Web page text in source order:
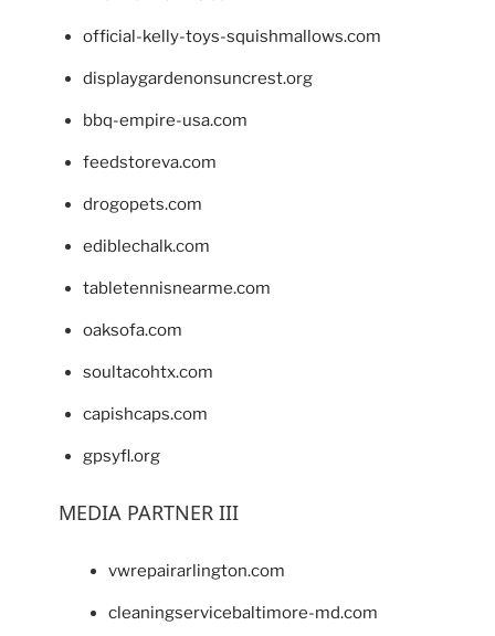
official-kelly-toys-squishmallows.com
displaygardenonsuncrest.org
bbq-empire-usa.com
feedstoreva.com
drogopets.com
ediblechalk.com
tabletennisnearme.com
oaksofa.com
soultacohtx.com
capishcaps.com
gpsyfl.org
MEDIA PARTNER III
vwrepairarlington.com
cleaningservicebaltimore-md.com